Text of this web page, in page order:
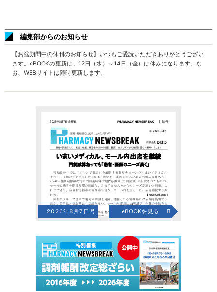
編集部からのお知らせ
【お盆期間中の休刊のお知らせ】いつもご愛読いただきありがとうござい
ます。eBOOKの更新は、12日（水）～14日（金）は休みになります。な
お、WEBサイトは随時更新します。
2026年8月7日号 eBOOKを見る